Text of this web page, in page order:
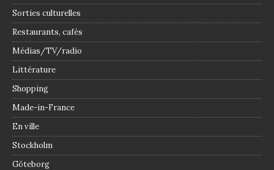
Sorties culturelles
Restaurants, cafés
Médias/TV/radio
Littérature
Shopping
Made-in-France
En ville
Stockholm
Göteborg